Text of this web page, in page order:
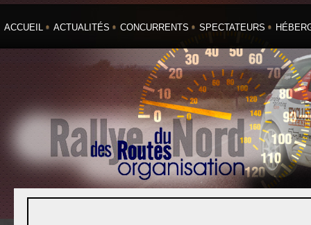
ACCUEIL ACTUALITÉS CONCURRENTS SPECTATEURS